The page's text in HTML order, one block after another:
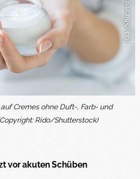
Cremes ohne Duft-, Farb- und
Rido/Shutterstock)
vor akuten Schüben